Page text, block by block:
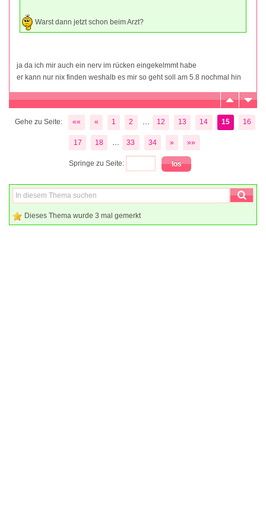
Warst dann jetzt schon beim Arzt?
ja da ich mir auch ein nerv im rücken eingekelmmt habe
er kann nur nix finden weshalb es mir so geht soll am 5.8 nochmal hin
Gehe zu Seite: «« « 1 2 12 13 14 15 16
17 18 33 34 » »»
Springe zu Seite:
Dieses Thema wurde 3 mal gemerkt